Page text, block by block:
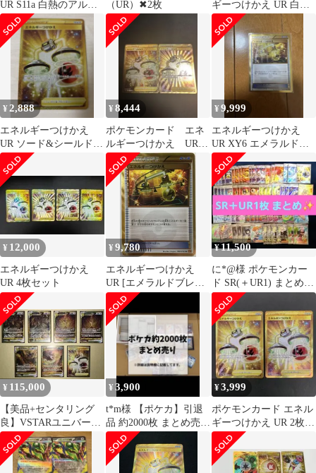
UR S11a 白熱のアルカ
ナ 093/068
（UR）✖︎2枚
ギーつけかえ UR 白熱
のアルカナ 093/068
¥ 2,888
エネルギーつけかえ
UR ソード&シールド
強化拡張パック 白熱の
アルカナ
¥8,444
ポケモンカード エネ
ルギーつけかえ UR 2
枚
¥9,999
エネルギーつけかえ
UR XY6 エメラルドブ
レイク 090/078
¥ 12,000
エネルギーつけかえ
UR 4枚セット
¥9,780
エネルギーつけかえ
UR [エメラルドブレイ
ク] XY6 090/078 ポケモ
ンカード ポケカ
¥11,500
に*@様 ポケモンカー
ド SR(＋UR1) まとめ売
り
¥ 115,000
【美品+センタリング
良】VSTARユニバース
四神 UR まとめ
¥3,900
t*m様 【ポケカ】引退
品 約2000枚 まとめ売り
SAR.SR.HR...他
¥3,999
ポケモンカード エネル
ギーつけかえ UR 2枚セ
ット